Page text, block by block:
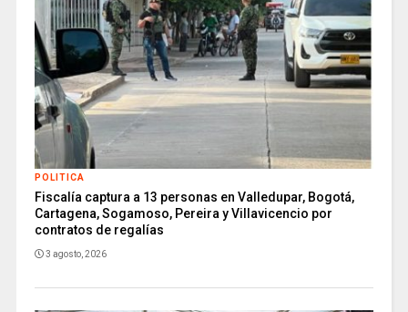
POLITICA
Fiscalía captura a 13 personas en Valledupar, Bogotá,
Cartagena, Sogamoso, Pereira y Villavicencio por
contratos de regalías
3 agosto, 2026